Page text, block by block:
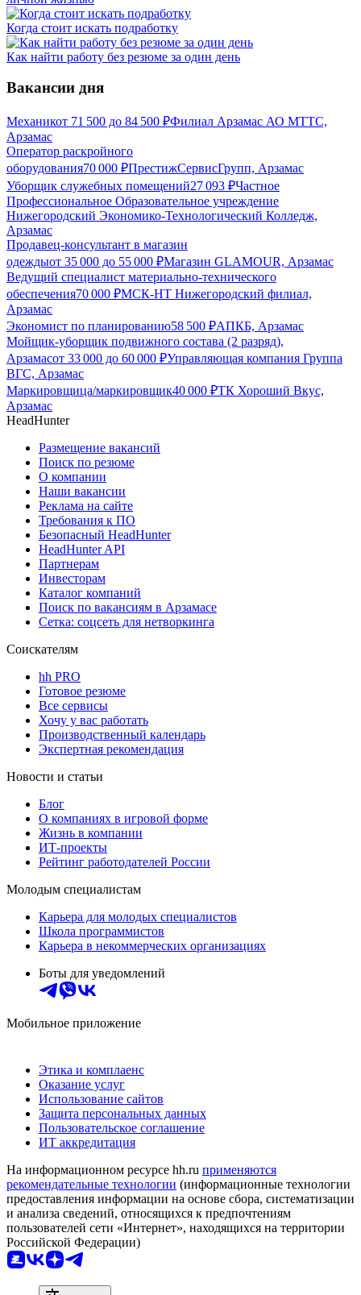
Когда стоит искать подработку
Как найти работу без резюме за один день
Вакансии дня
Механикот 71 500 до 84 500 ₽Филиал Арзамас АО МТТС,
Арзамас
Оператор раскройного
оборудования70 000 ₽ПрестижСервисГрупп, Арзамас
Уборщик служебных помещений27 093 ₽Частное
Профессиональное Образовательное учреждение
Нижегородский Экономико-Технологический Колледж,
Арзамас
Продавец-консультант в магазин
одеждыот 35 000 до 55 000 ₽Магазин GLAMOUR, Арзамас
Ведущий специалист материально-технического
обеспечения70 000 ₽МСК-НТ Нижегородский филиал,
Арзамас
Экономист по планированию58 500 ₽АПКБ, Арзамас
Мойщик-уборщик подвижного состава (2 разряд),
Арзамасот 33 000 до 60 000 ₽Управляющая компания Группа
ВГС, Арзамас
Маркировщица/маркировщик40 000 ₽ТК Хороший Вкус,
Арзамас
HeadHunter
Размещение вакансий
Поиск по резюме
О компании
Наши вакансии
Реклама на сайте
Требования к ПО
Безопасный HeadHunter
HeadHunter API
Партнерам
Инвесторам
Каталог компаний
Поиск по вакансиям в Арзамасе
Сетка: соцсеть для нетворкинга
Соискателям
hh PRO
Готовое резюме
Все сервисы
Хочу у вас работать
Производственный календарь
Экспертная рекомендация
Новости и статьи
Блог
О компаниях в игровой форме
Жизнь в компании
ИТ-проекты
Рейтинг работодателей России
Молодым специалистам
Карьера для молодых специалистов
Школа программистов
Карьера в некоммерческих организациях
Боты для уведомлений
Мобильное приложение
Этика и комплаенс
Оказание услуг
Использование сайтов
Защита персональных данных
Пользовательское соглашение
ИТ аккредитация
На информационном ресурсе hh.ru применяются
рекомендательные технологии (информационные технологии
предоставления информации на основе сбора, систематизации
и анализа сведений, относящихся к предпочтениям
пользователей сети «Интернет», находящихся на территории
Российской Федерации)